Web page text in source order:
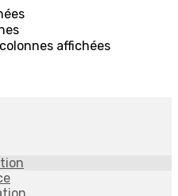
affichées